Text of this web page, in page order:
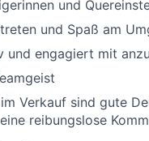
und
und Spaß am
und engagiert mit
Verkauf sind gute
reibungslose